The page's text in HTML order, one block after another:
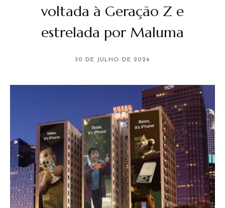
voltada à Geração Z e
estrelada por Maluma
30 DE JULHO DE 2026